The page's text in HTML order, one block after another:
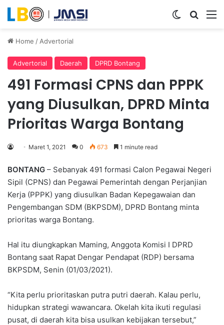
Switch skin
Home / Advertorial
Advertorial Daerah DPRD Bontang
491 Formasi CPNS dan PPPK
yang Diusulkan, DPRD Minta
Prioritas Warga Bontang
Maret 1, 2021 0 673 1 minute read
BONTANG – Sebanyak 491 formasi Calon Pegawai Negeri
Sipil (CPNS) dan Pegawai Pemerintah dengan Perjanjian
Kerja (PPPK) yang diusulkan Badan Kepegawaian dan
Pengembangan SDM (BKPSDM), DPRD Bontang minta
prioritas warga Bontang.
Hal itu diungkapkan Maming, Anggota Komisi I DPRD
Bontang saat Rapat Dengar Pendapat (RDP) bersama
BKPSDM, Senin (01/03/2021).
“Kita perlu prioritaskan putra putri daerah. Kalau perlu,
hidupkan strategi wawancara. Okelah kita ikuti regulasi
pusat, di daerah kita bisa usulkan kebijakan tersebut,”